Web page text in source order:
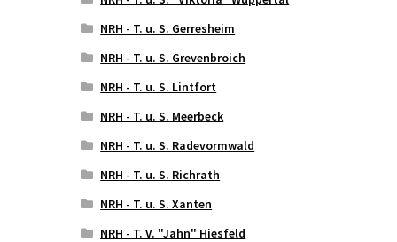
NRH - T. u. S. Gerresheim
NRH - T. u. S. Grevenbroich
NRH - T. u. S. Lintfort
NRH - T. u. S. Meerbeck
NRH - T. u. S. Radevormwald
NRH - T. u. S. Richrath
NRH - T. u. S. Xanten
NRH - T. V. "Jahn" Hiesfeld